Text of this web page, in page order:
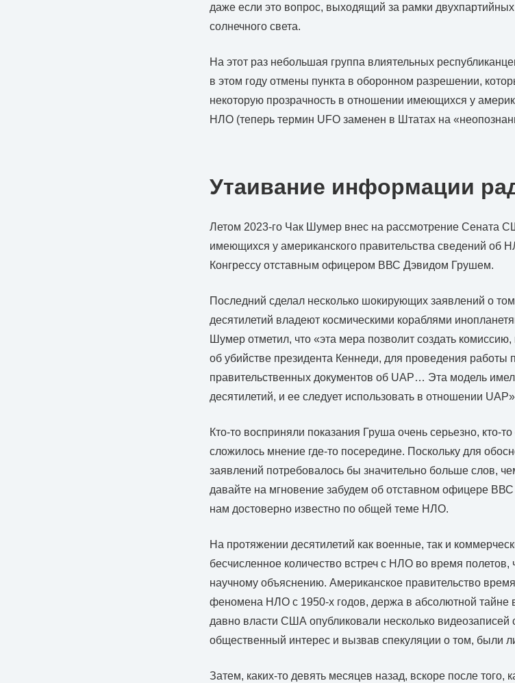
даже если это вопрос, выходящий за рамки
солнечного света.
На этот раз небольшая группа влиятельных
в этом году отмены пункта в оборонном разрешении,
некоторую прозрачность в отношении имеющихся у
НЛО (теперь термин UFO заменен в Штатах на
Утаивание информации
Летом 2023-го Чак Шумер внес на рассмотрение Сената
имеющихся у американского правительства сведений об
Конгрессу отставным офицером ВВС Дэвидом Грушем.
Последний сделал несколько шокирующих заявлений о
десятилетий владеют космическими кораблями
Шумер отметил, что «эта мера позволит создать
об убийстве президента Кеннеди, для проведения работы
правительственных документов об UAP… Эта модель
десятилетий, и ее следует использовать в отношении
Кто-то восприняли показания Груша очень серьезно, кто-
сложилось мнение где-то посередине. Поскольку для
заявлений потребовалось бы значительно больше слов,
давайте на мгновение забудем об отставном офицере
нам достоверно известно по общей теме НЛО.
На протяжении десятилетий как военные, так и
бесчисленное количество встреч с НЛО во время полетов,
научному объяснению. Американское правительство
феномена НЛО с 1950-х годов, держа в абсолютной тайне
давно власти США опубликовали несколько видеозаписей
общественный интерес и вызвав спекуляции о том, были
Затем, каких-то девять месяцев назад, вскоре после того,